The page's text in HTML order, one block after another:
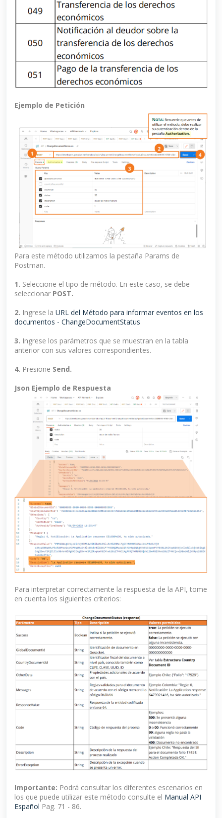
Ejemplo de Petición
Para este método utilizamos la pestaña Params de
Postman.
1. Seleccione el tipo de método. En este caso, se debe
seleccionar POST.
2. Ingrese la URL del Método para informar eventos en los
documentos - ChangeDocumentStatus
3. Ingrese los parámetros que se muestran en la tabla
anterior con sus valores correspondientes.
4. Presione Send.
Json Ejemplo de Respuesta
Para interpretar correctamente la respuesta de la API, tome
en cuenta los siguientes criterios:
Importante: Podrá consultar los diferentes escenarios en
los que puede utilizar este método consulte el Manual API
Español Pag. 71 - 86.